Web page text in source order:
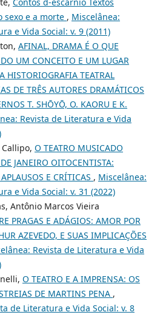
sexo e a morte , Miscelânea:
e Vida Social: v. 9 (2011)
AFINAL, DRAMA É O QUE
UM CONCEITO E UM LUGAR
HISTORIOGRAFIA TEATRAL
DE TRÊS AUTORES DRAMÁTICOS
T. SHŌYŌ, O. KAORU E K.
Revista de Literatura e Vida
O TEATRO MUSICADO
JANEIRO OITOCENTISTA:
E CRÍTICAS , Miscelânea:
e Vida Social: v. 31 (2022)
Antônio Marcos Vieira
PRAGAS E ADÁGIOS: AMOR POR
AZEVEDO, E SUAS IMPLICAÇÕES
Revista de Literatura e Vida
O TEATRO E A IMPRENSA: OS
DE MARTINS PENA ,
de Literatura e Vida Social: v. 8